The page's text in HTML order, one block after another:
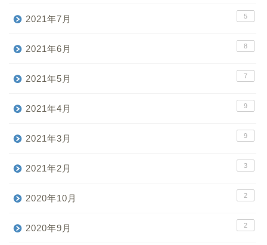
2021年7月 5
2021年6月 8
2021年5月 7
2021年4月 9
2021年3月 9
2021年2月 3
2020年10月 2
2020年9月 2